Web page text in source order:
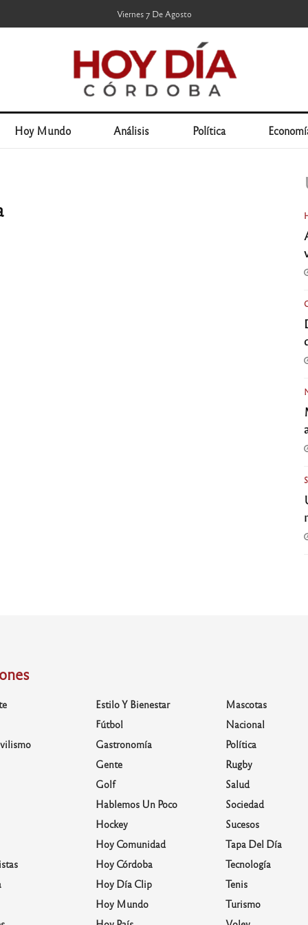
Viernes 7 De Agosto
Hoy Mundo Análisis Política
Estilo Y Bienestar
Fútbol
Gastronomía
Gente
Golf
Hablemos Un Poco
Hockey
Hoy Comunidad
Hoy Córdoba
Hoy Día Clip
Hoy Mundo
Mascotas
Nacional
Política
Rugby
Salud
Sociedad
Sucesos
Tapa Del Día
Tecnología
Tenis
Turismo